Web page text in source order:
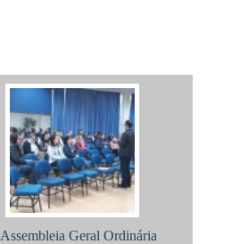
Assembleia Geral Ordinária